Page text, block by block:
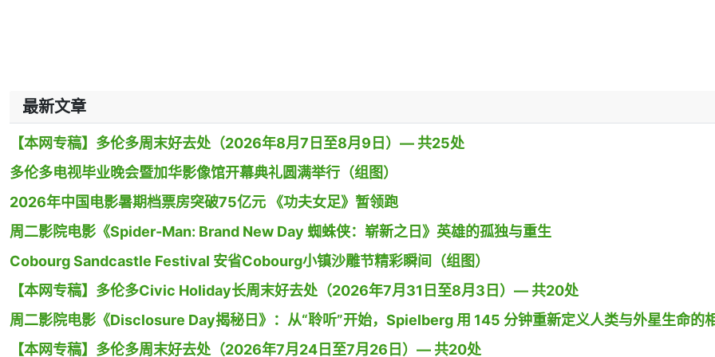
最新文章
【本网专稿】多伦多周末好去处（2026年8月7日至8月9日）— 共25处
多伦多电视毕业晚会暨加华影像馆开幕典礼圆满举行（组图）
2026年中国电影暑期档票房突破75亿元 《功夫女足》暂领跑
周二影院电影《Spider-Man: Brand New Day 蜘蛛侠：崭新之日》英雄的孤独与重生
Cobourg Sandcastle Festival 安省Cobourg小镇沙雕节精彩瞬间（组图）
【本网专稿】多伦多Civic Holiday长周末好去处（2026年7月31日至8月3日）— 共20处
周二影院电影《Disclosure Day揭秘日》：从“聆听”开始，Spielberg 用 145 分钟重新定义人类与外星生命的
【本网专稿】多伦多周末好去处（2026年7月24日至7月26日）— 共20处